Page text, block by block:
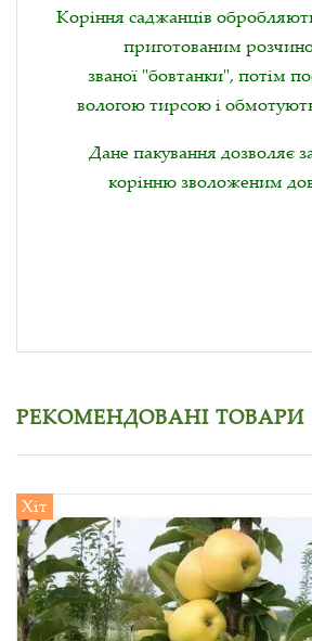
Коріння саджанців
приготованим
званої "бовтанки", потім
вологою тирсою і
Дане пакування дозволяє
корінню зволоженим
РЕКОМЕНДОВАНІ ТОВАРИ
Хіт